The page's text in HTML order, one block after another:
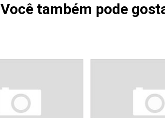
Você também pode